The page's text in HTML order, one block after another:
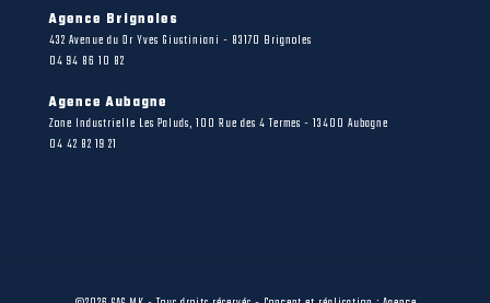
Agence Brignoles
432 Avenue du Dr Yves Giustiniani - 83170 Brignoles
04 94 86 10 82
Agence Aubagne
Zone Industrielle Les Paluds, 100 Rue des 4 Termes - 13400 Aubagne
04 42 82 19 21